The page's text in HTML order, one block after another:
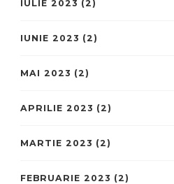
IULIE 2023 (2)
IUNIE 2023 (2)
MAI 2023 (2)
APRILIE 2023 (2)
MARTIE 2023 (2)
FEBRUARIE 2023 (2)